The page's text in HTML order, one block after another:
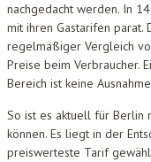
nachgedacht werden. In
mit ihren Gastarifen parat.
regelmäßiger Vergleich
Preise beim Verbraucher.
Bereich ist keine
So ist es aktuell für Berlin
können. Es liegt in der
preiswerteste Tarif